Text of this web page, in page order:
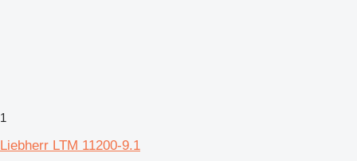
1
Liebherr LTM 11200-9.1